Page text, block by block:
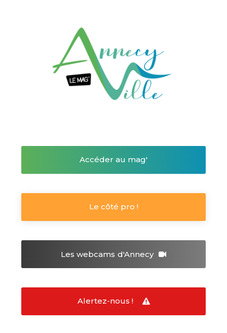
Accéder au mag'
Le côté pro !
Les webcams d'Annecy
Alertez-nous !